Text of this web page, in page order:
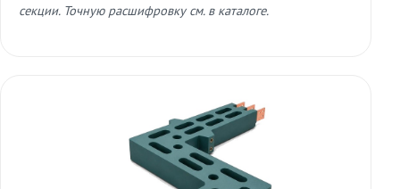
секции. Точную расшифровку см. в каталоге.